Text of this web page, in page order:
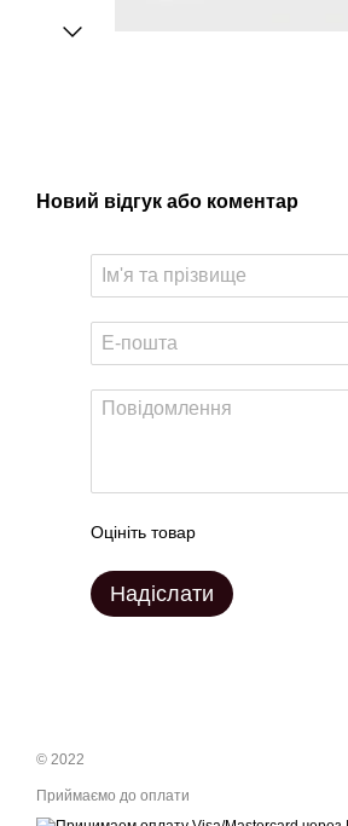
Новий відгук або коментар
Оцініть товар
Надіслати
© 2022
Приймаємо до оплати